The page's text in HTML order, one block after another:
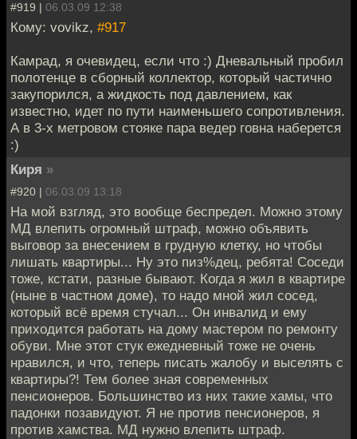
#919 | 06.03.09 12:38
Кому: vovikz, #917
Камрад, я очевидец, если что :) Дневальный пробил
полотенце в сборный коллектор, который частично
закупорился, а жидкость под давлением, как
известно, идет по пути наименьшего сопротивления.
А в 3-х метровом стояке пара ведер говна наберется
:)
Киря »
#920 | 06.03.09 13:18
На мой взгляд, это вообще беспредел. Можно этому
МД влепить огромный штраф, можно объявить
выговор за внесением в грудную клетку, но чтобы
лишать квартиры... Ну это пиз%дец, ребята! Соседи
тоже, кстати, разные бывают. Когда я жил в квартире
(ныне в частном доме), то надо мной жил сосед,
который всё время стучал... Он инвалид и ему
приходится работать на дому мастером по ремонту
обуви. Мне этот стук ежедневный тоже не очень
нравился, и что, теперь писать жалобу и выселять с
квартиры?! Тем более зная современных
пенсионеров. Большинство из них такие хамы, что
падонки позавидуют. Я не против пенсионеров, я
против хамства. МД нужно влепить штраф.